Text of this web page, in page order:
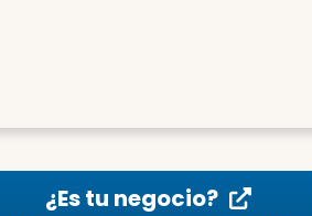
¿Es tu negocio?